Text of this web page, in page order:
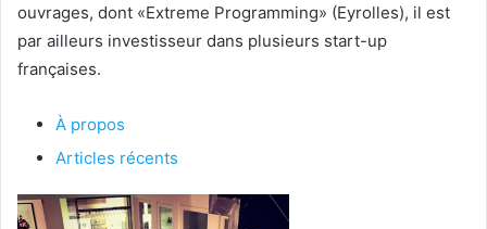
ouvrages, dont «Extreme Programming» (Eyrolles), il est
par ailleurs investisseur dans plusieurs start-up
françaises.
À propos
Articles récents